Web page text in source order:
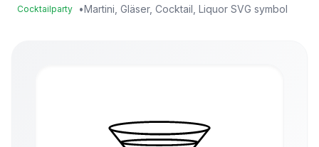
Cocktailparty •Martini, Gläser, Cocktail, Liquor SVG symbol